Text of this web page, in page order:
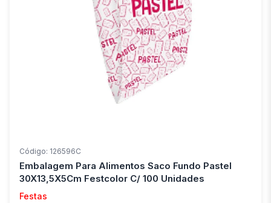
Código: 126596C
Embalagem Para Alimentos Saco Fundo Pastel
30X13,5X5Cm Festcolor C/ 100 Unidades
Festas